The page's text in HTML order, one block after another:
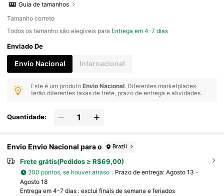
Guia de tamanhos
Tamanho correto
Todos os tamanho são elegíveis para Entrega em 4-7 dias
Enviado De
Envio Nacional Internacional
Este é um produtoEnvio Nacional. Diferentes marketplaces
terão diferentes taxas de frete, prazo de entrega e atividades.
Quantidade:
Envio Envio Nacional para o Brazil
Frete grátis(Pedidos ≥ R$69,00)
200 pontos, se houver atraso Prazo de entrega: Agosto 13 -
Agosto 18
Entrega em 4-7 dias : exclui finais de semana e feriados